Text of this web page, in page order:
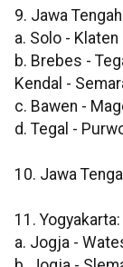
9. Jawa
a. Solo - Klaten
b. Brebes -
Kendal -
c. Bawen -
d. Tegal -
10. Jawa
11. Yogyakarta:
a. Jogja -